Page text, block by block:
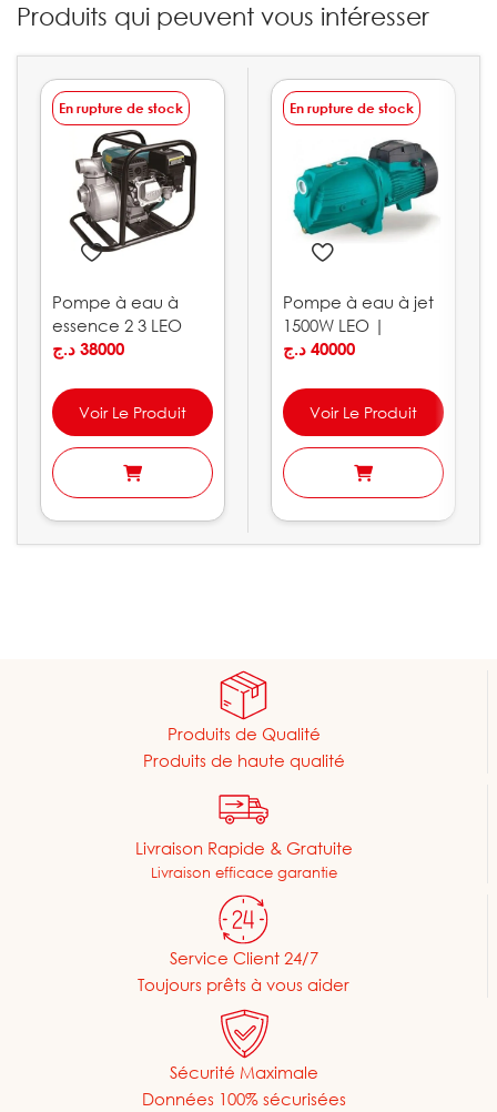
Produits qui peuvent vous intéresser
En rupture de stock
Pompe à eau à
essence 2 3 LEO
38000 د.ج
Voir Le Produit
En rupture de stock
Pompe à eau à jet
1500W LEO |
AJm150L
40000 د.ج
Voir Le Produit
Produits de Qualité
Produits de haute qualité
Livraison Rapide & Gratuite
Livraison efficace garantie
Service Client 24/7
Toujours prêts à vous aider
Sécurité Maximale
Données 100% sécurisées